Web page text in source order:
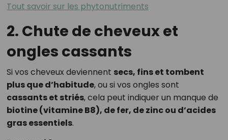
Tout savoir sur les phytonutriments
2. Chute de cheveux et
ongles cassants
Si vos cheveux deviennent secs, fins et tombent
plus que d’habitude, ou si vos ongles sont
cassants et striés, cela peut indiquer un manque de
biotine (vitamine B8), de fer, de zinc ou d’acides
gras essentiels.